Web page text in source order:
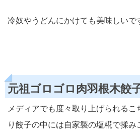
冷奴やうどんにかけても美味しいで
元祖ゴロゴロ肉羽根木餃
メディアでも度々取り上げられるこ
り餃子の中には自家製の塩糀で揉み